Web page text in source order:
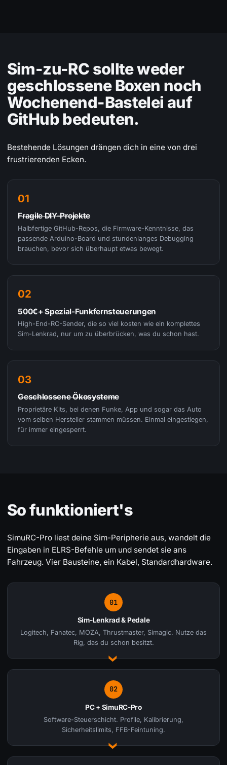
Sim-zu-RC sollte weder
geschlossene Boxen noch
Wochenend-Bastelei auf
GitHub bedeuten.
Bestehende Lösungen drängen dich in eine von drei
frustrierenden Ecken.
01
Fragile DIY-Projekte
Halbfertige GitHub-Repos, die Firmware-Kenntnisse, das
passende Arduino-Board und stundenlanges Debugging
brauchen, bevor sich überhaupt etwas bewegt.
02
500€+ Spezial-Funkfernsteuerungen
High-End-RC-Sender, die so viel kosten wie ein komplettes
Sim-Lenkrad, nur um zu überbrücken, was du schon hast.
03
Geschlossene Ökosysteme
Proprietäre Kits, bei denen Funke, App und sogar das Auto
vom selben Hersteller stammen müssen. Einmal eingestiegen,
für immer eingesperrt.
So funktioniert's
SimuRC-Pro liest deine Sim-Peripherie aus, wandelt die
Eingaben in ELRS-Befehle um und sendet sie ans
Fahrzeug. Vier Bausteine, ein Kabel, Standardhardware.
01
Sim-Lenkrad & Pedale
Logitech, Fanatec, MOZA, Thrustmaster, Simagic. Nutze das
Rig, das du schon besitzt.
02
PC + SimuRC-Pro
Software-Steuerschicht. Profile, Kalibrierung,
Sicherheitslimits, FFB-Feintuning.